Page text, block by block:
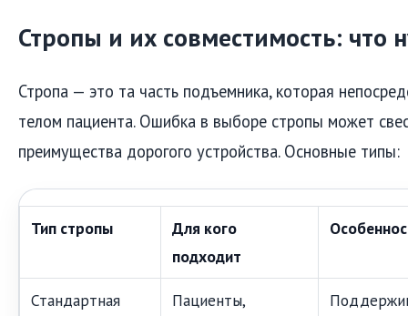
Стропы и их совместимость: что
Стропа — это та часть подъемника, которая
телом пациента. Ошибка в выборе стропы может
преимущества дорогого устройства. Основные типы:
Тип стропы
Для кого
подходит
Стандартная
Пациенты,